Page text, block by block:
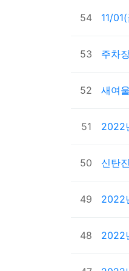
54 11/
53 주차
52 새여
51 2022
50 신탄
49 2022
48 2022